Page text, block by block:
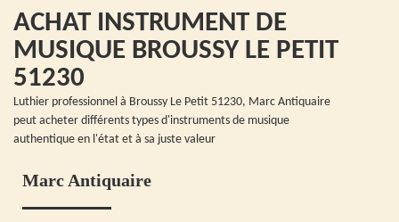
ACHAT INSTRUMENT DE
MUSIQUE BROUSSY LE PETIT
51230
Luthier professionnel à Broussy Le Petit 51230, Marc Antiquaire
peut acheter différents types d'instruments de musique
authentique en l'état et à sa juste valeur
Marc Antiquaire